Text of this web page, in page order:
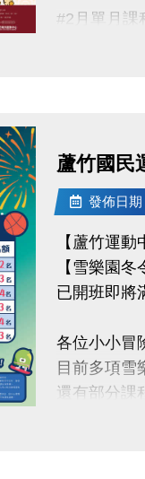
同一人報名
-IG :
#2月單月課
▶ 若因人數
連絡資訊
-洽詢專線
-官網 :
-FB : 桃園
蘆竹國民
發佈日期
【蘆竹運
【雪樂園
已開班即將
各位小小冒
目前多項雪
還有部分課